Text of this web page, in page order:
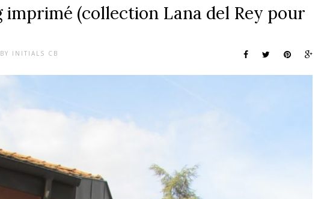
imprimé (collection Lana del Rey pour
BY INITIALS CB